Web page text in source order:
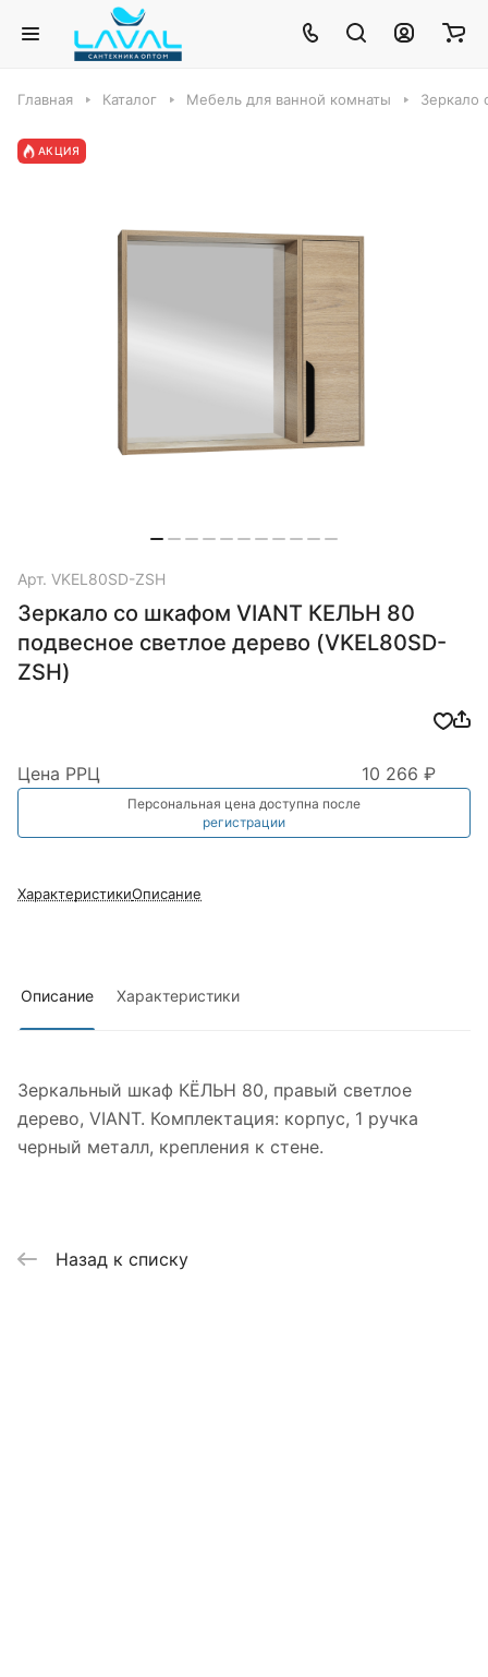
Главная Каталог Мебель для ванной комнаты Зеркало
АКЦИЯ
Арт. VKEL80SD-ZSH
Зеркало со шкафом VIANT КЕЛЬН 80
подвесное светлое дерево (VKEL80SD-
ZSH)
Цена РРЦ 10 266 ₽
Персональная цена доступна после
регистрации
ХарактеристикиОписание
Описание Характеристики
Зеркальный шкаф КЁЛЬН 80, правый светлое
дерево, VIANT. Комплектация: корпус, 1 ручка
черный металл, крепления к стене.
Назад к списку